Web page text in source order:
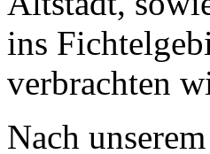
ins
verbrachten
Nach